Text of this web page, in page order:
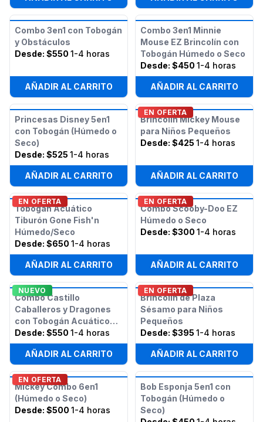
Combo 3en1 con Tobogán
y Obstáculos
Desde: $550 1-4 horas
AÑADIR AL CARRITO
Combo 3en1 Minnie
Mouse EZ Brincolín con
Tobogán Húmedo o Seco
Desde: $450 1-4 horas
AÑADIR AL CARRITO
Princesas Disney 5en1
con Tobogán (Húmedo o
Seco)
Desde: $525 1-4 horas
AÑADIR AL CARRITO
EN OFERTA
Brincolín Mickey Mouse
para Niños Pequeños
Desde: $425 1-4 horas
AÑADIR AL CARRITO
EN OFERTA
Tobogán Acuático
Tiburón Gone Fish'n
Húmedo/Seco
Desde: $650 1-4 horas
AÑADIR AL CARRITO
EN OFERTA
Combo Scooby-Doo EZ
Húmedo o Seco
Desde: $300 1-4 horas
AÑADIR AL CARRITO
NUEVO
Combo Castillo
Caballeros y Dragones
con Tobogán Acuático
Húmedo o Seco
Desde: $550 1-4 horas
AÑADIR AL CARRITO
EN OFERTA
Brincolín de Plaza
Sésamo para Niños
Pequeños
Desde: $395 1-4 horas
AÑADIR AL CARRITO
EN OFERTA
Mickey Combo 6en1
(Húmedo o Seco)
Desde: $500 1-4 horas
Bob Esponja 5en1 con
Tobogán (Húmedo o
Seco)